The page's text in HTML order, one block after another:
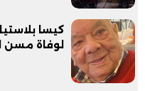
كيسا
لوفاة مسن